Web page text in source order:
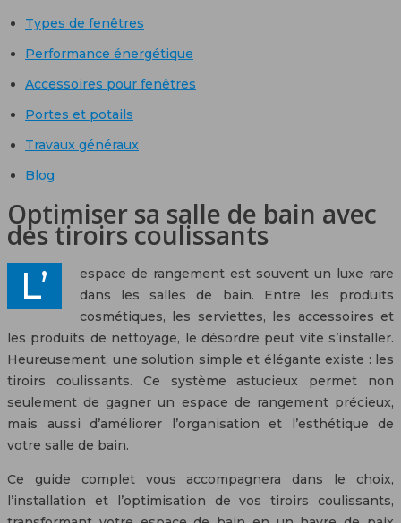
Types de fenêtres
Performance énergétique
Accessoires pour fenêtres
Portes et potails
Travaux généraux
Blog
Optimiser sa salle de bain avec
des tiroirs coulissants
L’espace de rangement est souvent un luxe rare
dans les salles de bain. Entre les produits
cosmétiques, les serviettes, les accessoires et
les produits de nettoyage, le désordre peut vite s’installer.
Heureusement, une solution simple et élégante existe : les
tiroirs coulissants. Ce système astucieux permet non
seulement de gagner un espace de rangement précieux,
mais aussi d’améliorer l’organisation et l’esthétique de
votre salle de bain.
Ce guide complet vous accompagnera dans le choix,
l’installation et l’optimisation de vos tiroirs coulissants,